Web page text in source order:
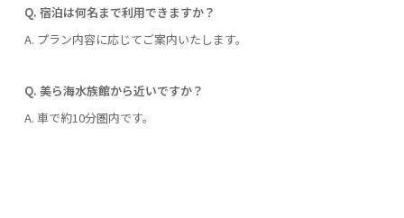
Q. 宿泊は何名まで利用できますか？
A. プラン内容に応じてご案内いたします。
Q. 美ら海水族館から近いですか？
A. 車で約10分圏内です。